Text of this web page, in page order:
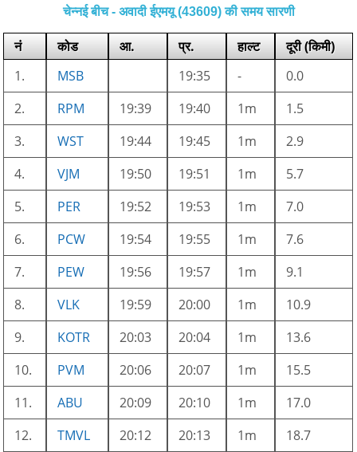
चेन्नई बीच - अवादी ईएमयू (43609) की समय सारणी
नं कोड आ. प्र. हाल्ट
दूरी (किमी)
1.
MSB 19:35 -
0.0
2.
RPM 19:39 19:40 1m
1.5
3.
WST 19:44 19:45 1m
2.9
4.
VJM 19:50 19:51 1m
5.7
5.
PER 19:52 19:53 1m
7.0
6.
PCW 19:54 19:55 1m
7.6
7.
PEW 19:56 19:57 1m
9.1
8.
VLK 19:59 20:00 1m
10.9
9.
KOTR 20:03 20:04 1m
13.6
10.
PVM 20:06 20:07 1m
15.5
11.
ABU 20:09 20:10 1m
17.0
12.
TMVL 20:12 20:13 1m 18.7